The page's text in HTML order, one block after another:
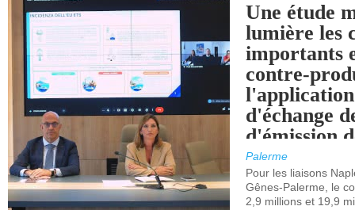
Une étude
lumière les
importants
contre-
d'échange
d'émission
(SEQE-UE)
maritimes
occidentale.
Palerme
Pour les liaisons
Gênes-Palerme, le
2,9 millions et 19,9